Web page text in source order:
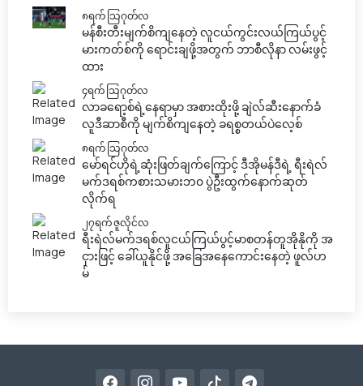
၈ရက် သြဂုတ်လ
မန်စီးတီးမျက်စိကျနေတဲ့ လူငယ်ကွင်းလယ်ကြယ်ပွင့်
မားကတ်စ်ကို ရောင်းချဖို့အတွက် ဘာစီလိုနာ လမ်းဖွင့်
ထား
၄ရက် သြဂုတ်လ
လာခရော့စ်ရဲ့နေရာမှာ အစားထိုးဖို့ ချဲလ်ဆီးနောက်ခံ
လူဒီဆာစီကို မျက်စိကျနေတဲ့ ခရစ္စတယ်ပဲလေ့စ်
၈ရက် သြဂုတ်လ
မော်ရင်ဟိုရဲ့ဆုံးဖြတ်ချက်ကြောင့် ဒီအိုမန်ဒီရဲ့ ရီးရဲလ်
မက်ဒရစ်ကစားသမားဘ၀ ပွဲဦးထွက်နောက်ဆုတ်
လိုက်ရ
၂၇ရက် ဇူလိုင်လ
ရီးရဲလ်မက်ဒရစ်လူငယ်ကြယ်ပွင့်မာစတန်တူအိုနိုကို အ
ငှားဖြင့် ခေါ်ယူနိုင်ဖို့ အခြေအနေကောင်းနေတဲ့ ဖူလ်ဟ
မ်